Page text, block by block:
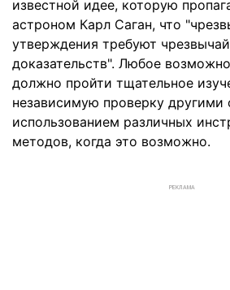
известной идее, которую
астроном Карл Саган, что
утверждения требуют
доказательств". Любое
должно пройти тщательное
независимую проверку другими
использованием различных
методов, когда это возможно.
РЕКЛАМА